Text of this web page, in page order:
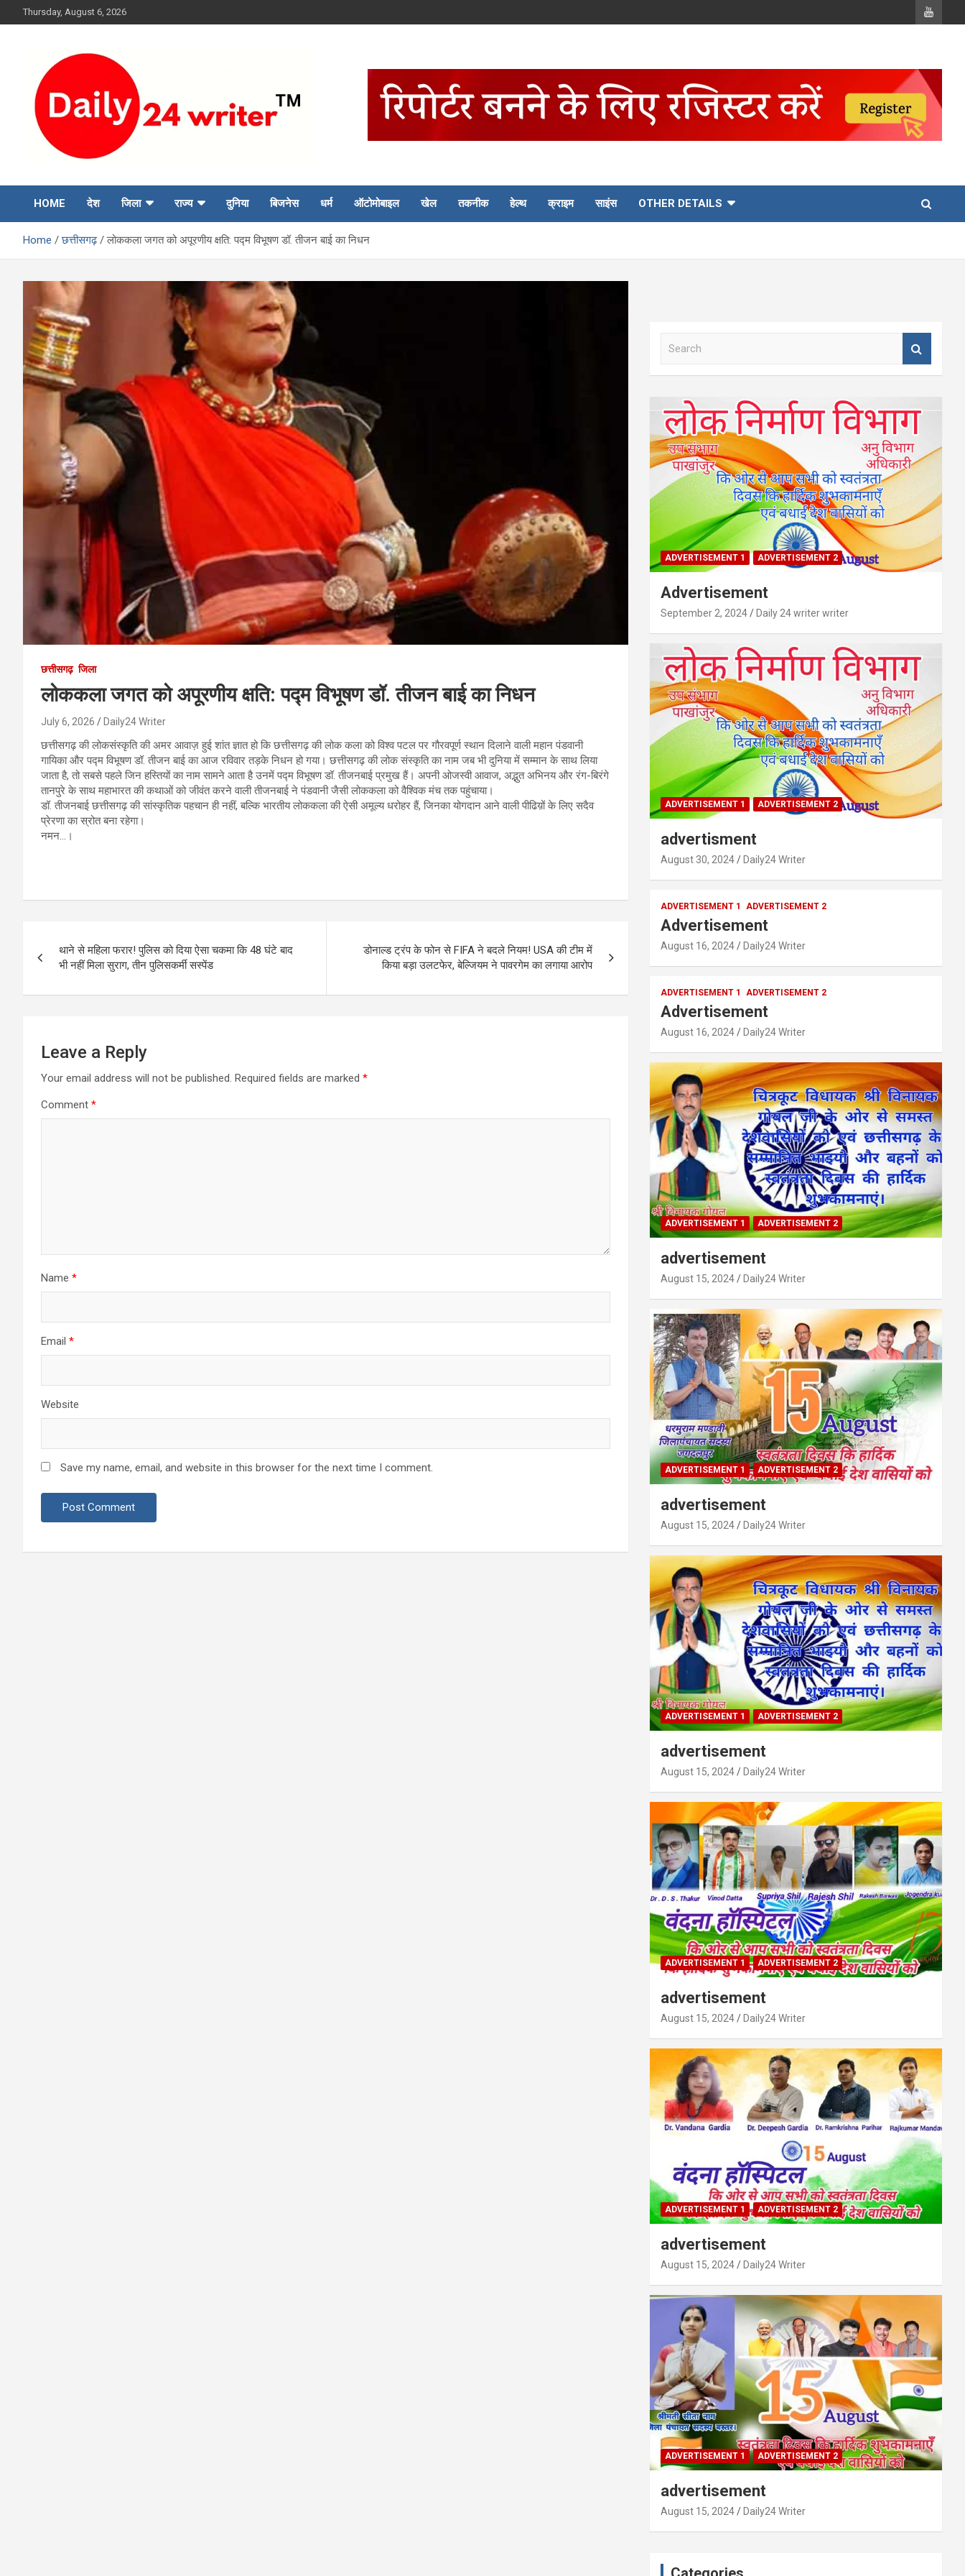
to
Thursday, August 6, 2026
HOME देश जिला राज्य दुनिया बिजनेस धर्म ऑटोमोबाइल खेल तकनीक हेल्थ क्राइम साइंस OTHER DETAILS
Home छत्तीसगढ़ लोककला जगत को अपूरणीय क्षति: पद्म विभूषण डॉ. तीजन बाई का निधन
छत्तीसगढ़ जिला
लोककला जगत को अपूरणीय क्षति: पद्म विभूषण डॉ. तीजन बाई का निधन
July 6, 2026 Daily24 Writer
छत्तीसगढ़ की लोकसंस्कृति की अमर आवाज़ हुई शांत ज्ञात हो कि छत्तीसगढ़ की लोक कला को विश्व पटल पर गौरवपूर्ण स्थान दिलाने वाली महान पंडवानी
गायिका और पद्म विभूषण डॉ. तीजन बाई का आज रविवार तड़के निधन हो गया। छत्तीसगढ़ की लोक संस्कृति का नाम जब भी दुनिया में सम्मान के साथ लिया
जाता है, तो सबसे पहले जिन हस्तियों का नाम सामने आता है उनमें पद्म विभूषण डॉ. तीजनबाई प्रमुख हैं। अपनी ओजस्वी आवाज, अद्भुत अभिनय और रंग-बिरंगे
तानपुरे के साथ महाभारत की कथाओं को जीवंत करने वाली तीजनबाई ने पंडवानी जैसी लोककला को वैश्विक मंच तक पहुंचाया।
डॉ. तीजनबाई छत्तीसगढ़ की सांस्कृतिक पहचान ही नहीं, बल्कि भारतीय लोककला की ऐसी अमूल्य धरोहर हैं, जिनका योगदान आने वाली पीढिय़ों के लिए सदैव
प्रेरणा का स्रोत बना रहेगा।
नमन…।
navigation
थाने से महिला फरार! पुलिस को दिया ऐसा चकमा कि 48 घंटे बाद
भी नहीं मिला सुराग, तीन पुलिसकर्मी सस्पेंड
डोनाल्ड ट्रंप के फोन से FIFA ने बदले नियम! USA की टीम में
किया बड़ा उलटफेर, बेल्जियम ने पावरगेम का लगाया आरोप
Leave a Reply
Your email address will not be published. Required fields are marked *
Comment *
Name *
Email *
Website
Save my name, email, and website in this browser for the next time I comment.
h
ADVERTISEMENT 1 ADVERTISEMENT 2
Advertisement
September 2, 2024 Daily 24 writer writer
ADVERTISEMENT 1 ADVERTISEMENT 2
advertisment
August 30, 2024 Daily24 Writer
ADVERTISEMENT 1 ADVERTISEMENT 2
Advertisement
August 16, 2024 Daily24 Writer
ADVERTISEMENT 1 ADVERTISEMENT 2
Advertisement
August 16, 2024 Daily24 Writer
ADVERTISEMENT 1 ADVERTISEMENT 2
advertisement
August 15, 2024 Daily24 Writer
ADVERTISEMENT 1 ADVERTISEMENT 2
advertisement
August 15, 2024 Daily24 Writer
ADVERTISEMENT 1 ADVERTISEMENT 2
advertisement
August 15, 2024 Daily24 Writer
ADVERTISEMENT 1 ADVERTISEMENT 2
advertisement
August 15, 2024 Daily24 Writer
ADVERTISEMENT 1 ADVERTISEMENT 2
advertisement
August 15, 2024 Daily24 Writer
ADVERTISEMENT 1 ADVERTISEMENT 2
advertisement
August 15, 2024 Daily24 Writer